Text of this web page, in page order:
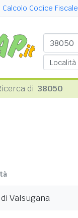
Calcolo Codice Fiscale
di 38050
Valsugana